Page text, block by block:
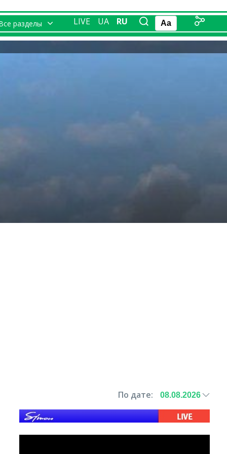
разделы LIVE UA RU Aa
По дате: